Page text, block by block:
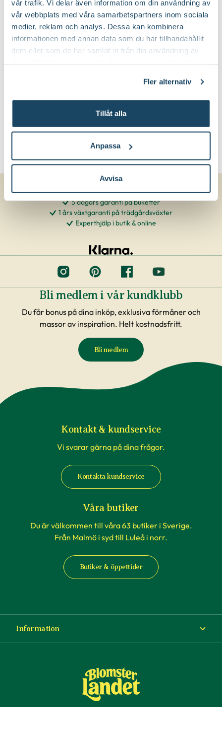
vår trafik. Vi delar även information om din användning av
vår webbplats med våra samarbetspartners inom sociala
medier, reklam och analys. Dessa kan kombinera
informationen med annan data som du har tillhandahållit
dem eller som de har samlat in från din användning av
Fler alternativ
Tillåt alla
Anpassa
Avvisa
Beskärningssätt: Beskärning är inte nödvändig
5 dagars garanti på buketter
1 års växtgaranti på trädgårdsväxter
Experthjälp i butik & online
Bli medlem i vår kundklubb
Du får bonus på dina inköp, exklusiva förmåner och
massor av inspiration. Helt kostnadsfritt.
Bli medlem
Kontakt & kundservice
Vi svarar gärna på dina frågor.
Kontakta kundservice
Våra butiker
Du är välkommen till våra 63 butiker i Sverige.
Från Malmö i syd till Luleå i norr.
Butiker & öppettider
Information
Köp- och leveransvillkor